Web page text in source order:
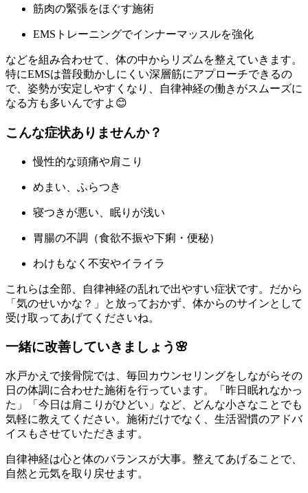
筋肉の緊張をほぐす施術
EMSトレーニングでインナーマッスルを強化
などを組み合わせて、体の中からリズムを整えていきます。
特にEMSは普段動かしにくい深層筋にアプローチできるの
で、姿勢が安定しやすくなり、自律神経の働きがスムーズに
なる方も多いんですよ😊
こんな症状ありませんか？
慢性的な頭痛や肩こり
めまい、ふらつき
寝つきが悪い、眠りが浅い
胃腸の不調（食欲不振や下痢・便秘）
わけもなく不安やイライラ
これらは全部、自律神経の乱れで出やすい症状です。だから
「気のせいかな？」と放っておかず、体からのサインとして
受け取ってあげてくださいね。
一緒に改善していきましょう🌸
水戸かえで接骨院では、毎回カウンセリングをしながらその
日の体調に合わせた施術を行っています。「昨日眠れなかっ
た」「今日は肩こりがひどい」など、どんな小さなことでも
気軽に教えてください。施術だけでなく、生活習慣のアドバ
イスもさせていただきます。
自律神経は心と体のバランスが大事。整えてあげることで、
自然と元気を取り戻せます。